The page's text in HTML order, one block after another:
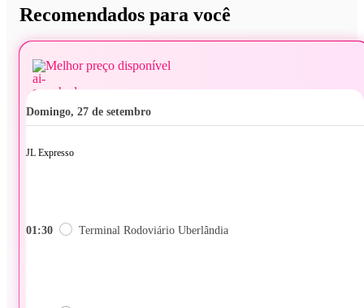
Recomendados para você
Melhor preço disponível
domingo, 27 de setembro
JL Expresso
01:30 Terminal Rodoviário Uberlândia